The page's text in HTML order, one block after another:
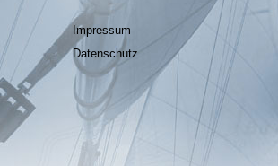
Impressum
Datenschutz